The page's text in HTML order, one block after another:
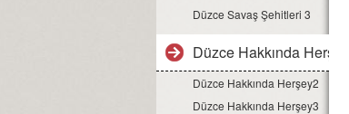
Düzce Savaş Şehitleri 3
Düzce Hakkında Herşey1
Düzce Hakkında Herşey2
Düzce Hakkında Herşey3